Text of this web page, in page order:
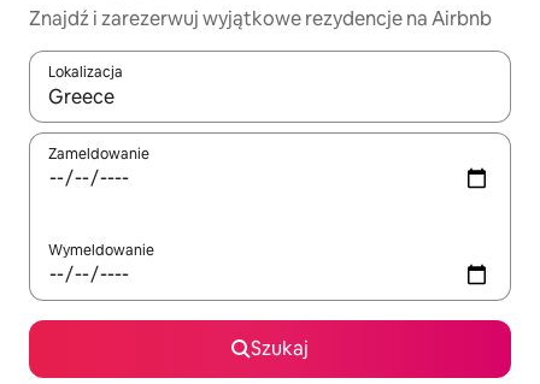
Znajdź i zarezerwuj wyjątkowe rezydencje na Airbnb
Lokalizacja
Gdy wyniki będą dostępne, możesz poruszać się po nich za
Zameldowanie
Wymeldowanie
Szukaj